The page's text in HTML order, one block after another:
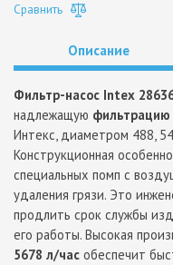
Сравнить
Описание
Фильтр-насос Intex
надлежащую фильтрацию
Интекс, диаметром 488,
Конструкционная
специальных помп с
удаления грязи. Это
продлить срок службы
его работы. Высокая
5678 л/час обеспечит